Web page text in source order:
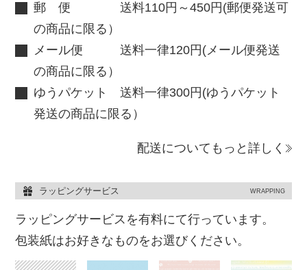
郵 便 送料110円～450円(郵便発送可
の商品に限る）
メール便 送料一律120円(メール便発送
の商品に限る）
ゆうパケット 送料一律300円(ゆうパケット
発送の商品に限る）
配送についてもっと詳しく
ラッピングサービス WRAPPING
ラッピングサービスを有料にて行っています。
包装紙はお好きなものをお選びください。